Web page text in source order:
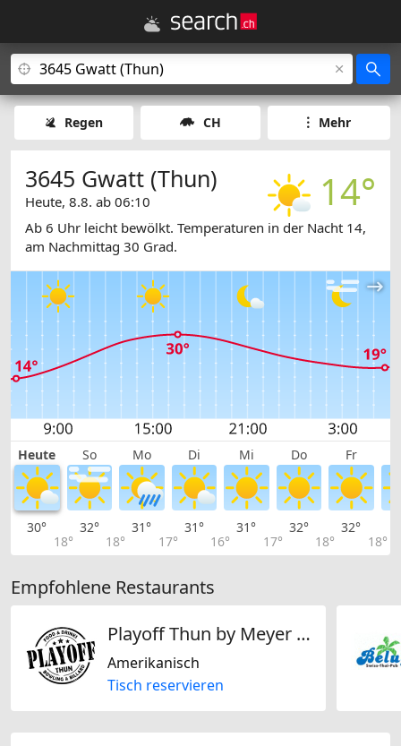
Regen CH Mehr
14°
3645 Gwatt (Thun)
Heute, 8.8. ab 06:10
Ab 6 Uhr leicht bewölkt. Temperaturen in der Nacht 14,
am Nachmittag 30 Grad.
Heute So Mo Di Mi Do Fr
30°
18°
32°
18°
31°
17°
31°
16°
31°
17°
32°
18°
32°
18°
Empfohlene Restaurants
Playoff Thun by Meyer Gastro & Event GmbH
Amerikanisch
Tisch reservieren